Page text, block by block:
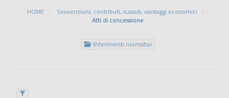
HOME
Sovvenzioni, contributi, sussidi, vantaggi economici
Atti di concessione
Riferimenti normativi